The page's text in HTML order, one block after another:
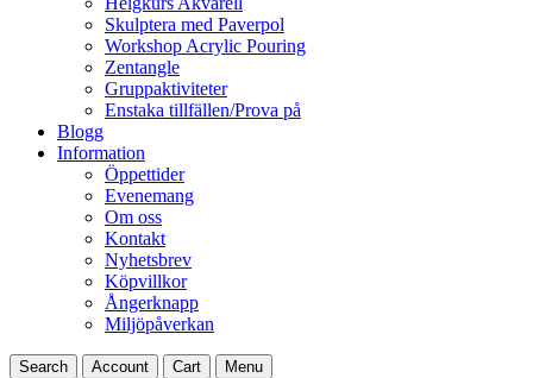
Skulptera med Paverpol
Workshop Acrylic Pouring
Zentangle
Gruppaktiviteter
Enstaka tillfällen/Prova på
Blogg
Information
Öppettider
Evenemang
Om oss
Kontakt
Nyhetsbrev
Köpvillkor
Ångerknapp
Miljöpåverkan
Search Account Cart Menu